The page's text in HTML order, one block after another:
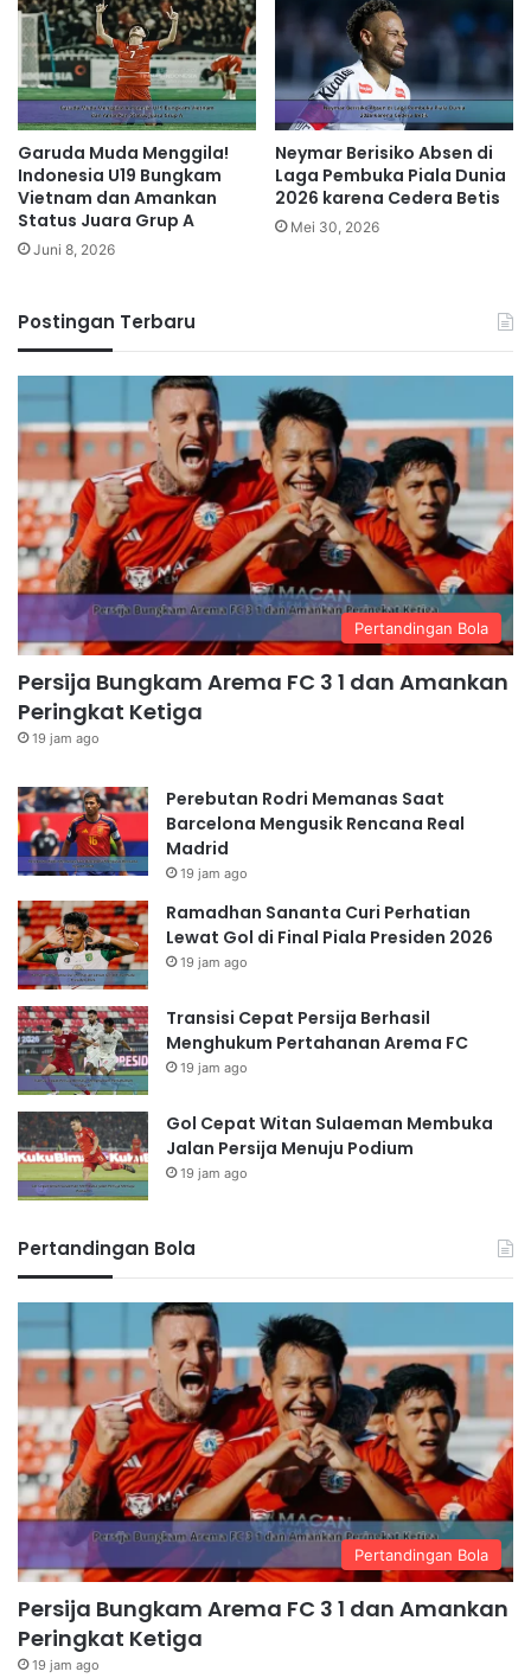
Garuda Muda Menggila!
Indonesia U19 Bungkam
Vietnam dan Amankan
Status Juara Grup A
Juni 8, 2026
Neymar Berisiko Absen di
Laga Pembuka Piala Dunia
2026 karena Cedera Betis
Mei 30, 2026
Postingan Terbaru
Pertandingan Bola
Persija Bungkam Arema FC 3 1 dan Amankan
Peringkat Ketiga
19 jam ago
Perebutan Rodri Memanas Saat
Barcelona Mengusik Rencana Real
Madrid
19 jam ago
Ramadhan Sananta Curi Perhatian
Lewat Gol di Final Piala Presiden 2026
19 jam ago
Transisi Cepat Persija Berhasil
Menghukum Pertahanan Arema FC
19 jam ago
Gol Cepat Witan Sulaeman Membuka
Jalan Persija Menuju Podium
19 jam ago
Pertandingan Bola
Pertandingan Bola
Persija Bungkam Arema FC 3 1 dan Amankan
Peringkat Ketiga
19 jam ago